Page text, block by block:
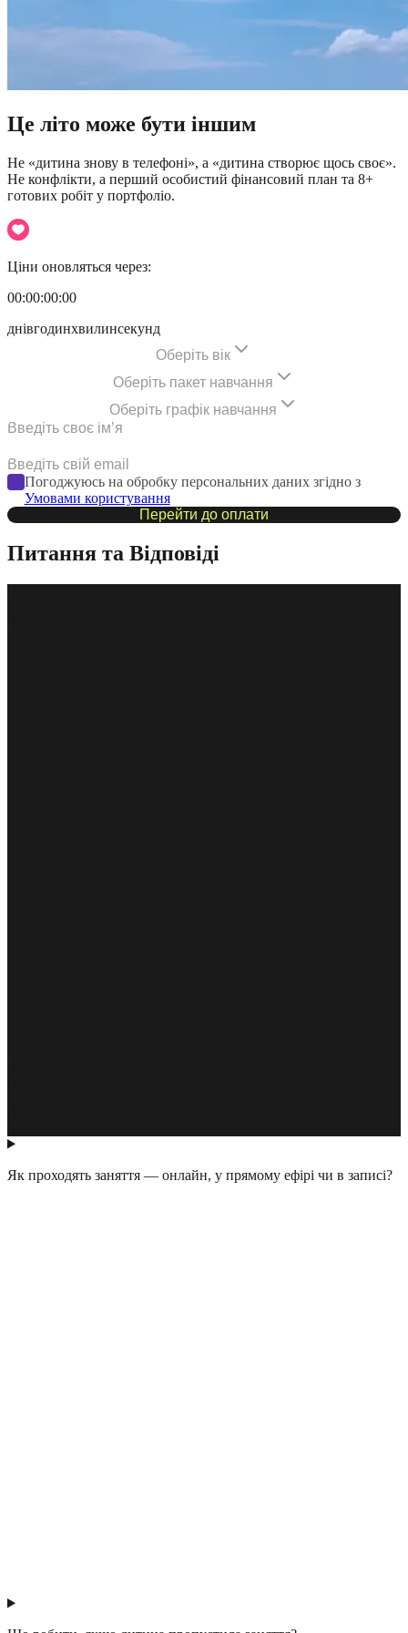
Це літо може бути іншим
Не «дитина знову в телефоні», а «дитина створює щось своє».
Не конфлікти, а перший особистий фінансовий план та 8+
готових робіт у портфоліо.
Ціни оновляться через:
00:00:00:00
днівгодинхвилинсекунд
Оберіть вік
Оберіть пакет навчання
Оберіть графік навчання
Погоджуюсь на обробку персональних даних згідно з
Умовами користування
Перейти до оплати
Питання та Відповіді
Як проходять заняття — онлайн, у прямому ефірі чи в записі?